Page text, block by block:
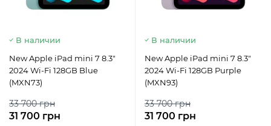
В наличии
New Apple iPad mini 7 8.3"
2024 Wi-Fi 128GB Blue
(MXN73)
33 700 грн
31 700 грн
В наличии
New Apple iPad mini 7 8.3"
2024 Wi-Fi 128GB Purple
(MXN93)
33 700 грн
31 700 грн